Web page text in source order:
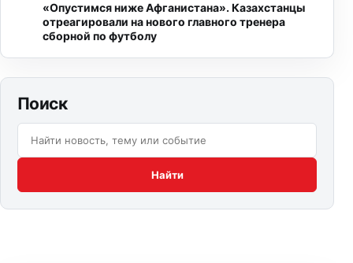
«Опустимся ниже Афганистана». Казахстанцы
отреагировали на нового главного тренера
сборной по футболу
Поиск
Найти